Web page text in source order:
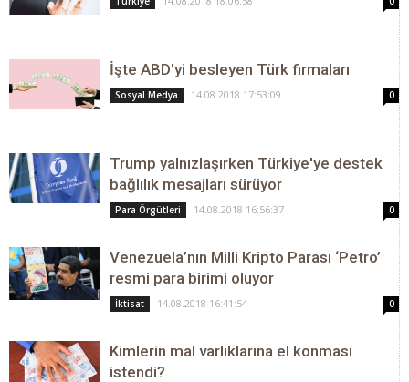
İşte ABD'yi besleyen Türk firmaları
Sosyal Medya 14.08.2018 17:53:09 0
Trump yalnızlaşırken Türkiye'ye destek
bağlılık mesajları sürüyor
Para Örgütleri 14.08.2018 16:56:37 0
Venezuela’nın Milli Kripto Parası ‘Petro’
resmi para birimi oluyor
İktisat 14.08.2018 16:41:54 0
Kimlerin mal varlıklarına el konması
istendi?